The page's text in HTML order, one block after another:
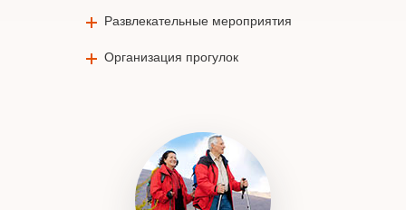
Развлекательные мероприятия
Организация прогулок